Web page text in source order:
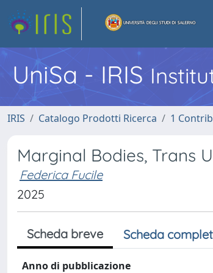
UniSa - IRIS
IRIS Catalogo Prodotti Ricerca 1
Marginal Bodies, Trans
Federica Fucile
2025
Scheda breve Scheda
Anno di pubblicazione